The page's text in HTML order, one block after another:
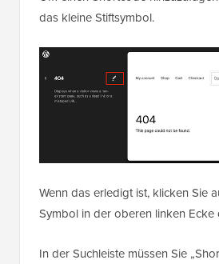
das kleine Stiftsymbol.
Wenn das erledigt ist, klicken Sie
Symbol in der oberen linken
In der Suchleiste müssen Sie